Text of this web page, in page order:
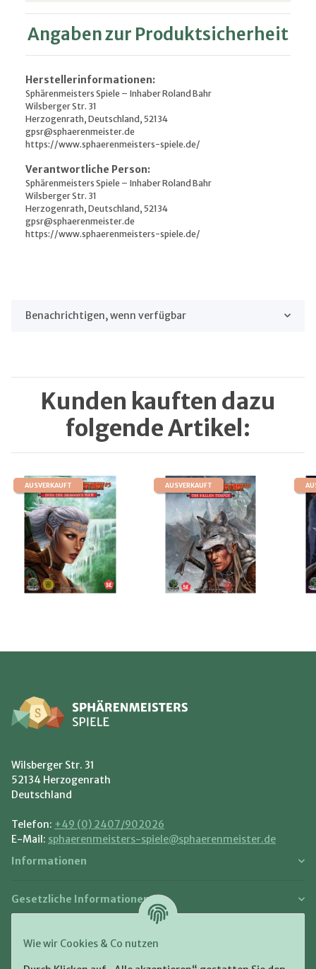
Wie wir Cookies & Co nutzen
Angaben zur Produktsicherheit
Herstellerinformationen:
Sphärenmeisters Spiele – Inhaber Roland Bahr
Wilsberger Str. 31
Herzogenrath, Deutschland, 52134
gpsr@sphaerenmeister.de
https://www.sphaerenmeisters-spiele.de/
Verantwortliche Person:
Sphärenmeisters Spiele – Inhaber Roland Bahr
Wilsberger Str. 31
Herzogenrath, Deutschland, 52134
gpsr@sphaerenmeister.de
https://www.sphaerenmeisters-spiele.de/
Benachrichtigen, wenn verfügbar
Kunden kauften dazu
folgende Artikel:
AUSVERKAUFT AUSVERKAUFT
Wilsberger Str. 31
52134 Herzogenrath
Deutschland
Telefon: +49 (0) 2407/902026
E-Mail: sphaerenmeisters-spiele@sphaerenmeister.de
Informationen
Gesetzliche Informationen